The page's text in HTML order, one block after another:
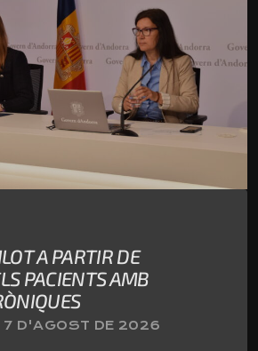
A PARTIR DE
PACIENTS AMB
7 D'AGOST DE 2026